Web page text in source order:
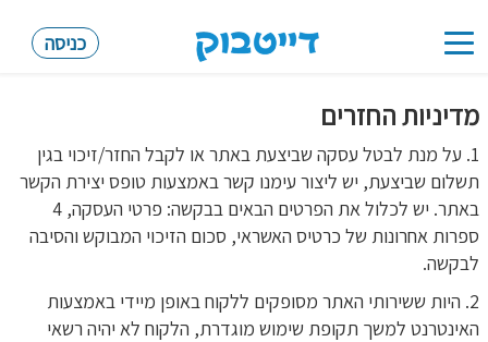
Toggle
כניסה
מדיניות החזרים
1. על מנת לבטל עסקה שביצעת באתר או לקבל החזר/זיכוי בגין
תשלום שביצעת, יש ליצור עימנו קשר באמצעות טופס יצירת הקשר
באתר. יש לכלול את הפרטים הבאים בבקשה: פרטי העסקה, 4
ספרות אחרונות של כרטיס האשראי, סכום הזיכוי המבוקש והסיבה
לבקשה.
2. היות ששירותי האתר מסופקים ללקוח באופן מיידי באמצעות
האינטרנט למשך תקופת שימוש מוגדרת, הלקוח לא יהיה רשאי